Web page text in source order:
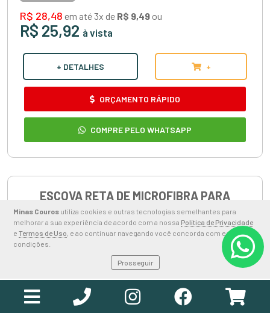
Minas Couros utiliza cookies e outras tecnologias semelhantes para
melhorar a sua experiência de acordo com a nossa Política de Privacidade
e Termos de Uso, e ao continuar navegando você concorda com estas
condições.
Prosseguir
R$ 28,48 em até 3x de R$ 9,49 ou
R$ 25,92 à vista
+ DETALHES +
ORÇAMENTO RÁPIDO
COMPRE PELO WHATSAPP
ESCOVA RETA DE MICROFIBRA PARA
LIMPEZA DE RODAS VONIXX